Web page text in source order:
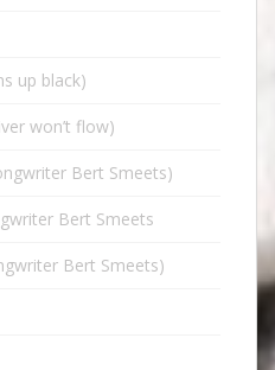
up black)
won’t flow)
Bert Smeets)
Bert Smeets
Bert Smeets)